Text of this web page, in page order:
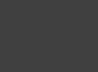
1518 Tabacco 20 m
1514 Glicine 20